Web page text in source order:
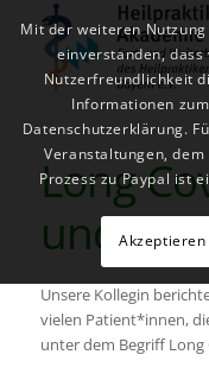
Long
und
Unsere Kollegin
vielen Patient*innen,
unter dem Begriff Long
Mit der weiteren
einverstanden,
Nutzerfreundlichkeit
Informationen
Datenschutzerklärung.
Veranstaltungen,
Prozess zu Paypal ist
Akzeptieren